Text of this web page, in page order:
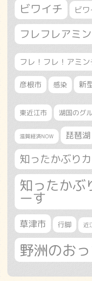
ビワイチ ビ
フレフレアミ
フレ！フレ！アミン
彦根市 感染 新
東近江市 湖国のグ
滋賀経済NOW 琵琶湖
知ったかぶり
知ったかぶ
ーす
草津市 行脚 近
野洲のお